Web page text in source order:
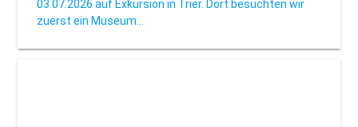
03.07.2026 auf Exkursion in Trier. Dort besuchten wir
zuerst ein Museum…